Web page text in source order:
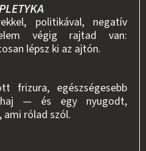
politikával, negatív
végig rajtad van:
lépsz ki az ajtón.
frizura, egészségesebb
haj — és egy nyugodt,
ami rólad szól.